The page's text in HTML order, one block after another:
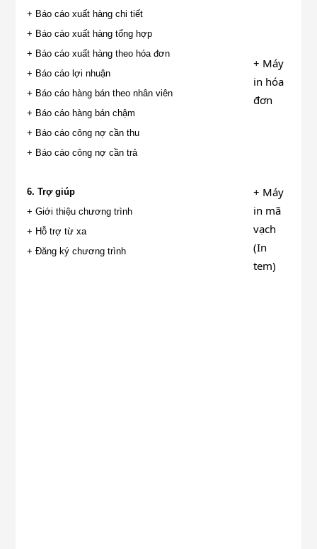
+ Báo cáo xuất hàng chi tiết
+ Báo cáo xuất hàng tổng hợp
+ Báo cáo xuất hàng theo hóa đơn
+ Báo cáo lợi nhuận
+ Báo cáo hàng bán theo nhân viên
+ Báo cáo hàng bán chậm
+ Báo cáo công nợ cần thu
+ Báo cáo công nợ cần trả
6. Trợ giúp
+ Giới thiệu chương trình
+ Hỗ trợ từ xa
+ Đăng ký chương trình
+ Máy
in hóa
đơn
+ Máy
in mã
vạch
(In
tem)